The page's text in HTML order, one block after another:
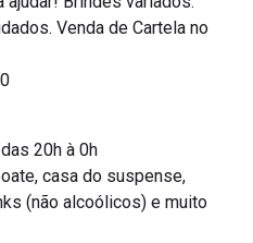
Venda de Cartela no
20h à 0h
casa do suspense,
(não alcoólicos) e muito